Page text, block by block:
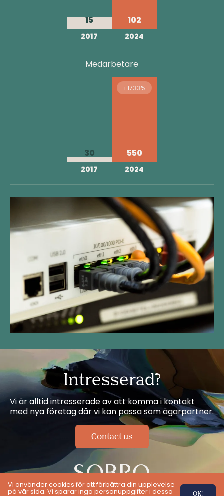
2017
15
2024
102
Medarbetare
2017
30
2024
550
+1733%
Intresserad?
Vi är alltid intresserade av att komma i kontakt
med nya företag där vi kan passa som ägarpartner.
Contact us
Vi använder cookies för att förbättra din upplevelse
på vår sida. Vi sparar inga personuppgifter i dessa
OK!